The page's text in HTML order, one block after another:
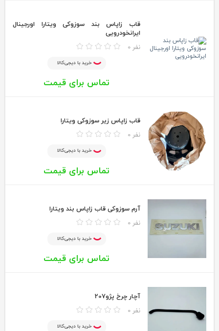
قاب زاپاس بند سوزوکی ویتارا اورجینال
ایرانخودرویی
0 نفر
خرید با دیجی‌کالا
تماس برای قیمت
قاب زاپاس زیر سوزوکی ویتارا
0 نفر
خرید با دیجی‌کالا
تماس برای قیمت
آرم سوزوکی قاب زاپاس بند ویتارا
0 نفر
خرید با دیجی‌کالا
تماس برای قیمت
آچار چرخ پژو207
0 نفر
خرید با دیجی‌کالا